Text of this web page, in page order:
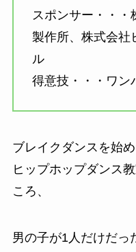
スポンサー・・・
製作所、株式会社
ル
得意技・・・ワン
ブレイクダンスを始
ヒップホップダンス
ころ、
男の子が1人だけだっ